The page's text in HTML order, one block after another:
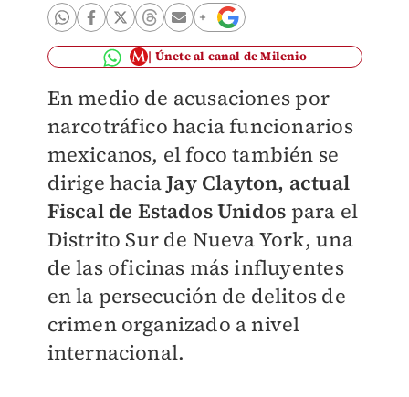
Únete al canal de Milenio
En medio de acusaciones por
narcotráfico hacia funcionarios
mexicanos, el foco también se
dirige haciaJay Clayton, actual
Fiscal de Estados Unidos para el
Distrito Sur de Nueva York, una
de las oficinas más influyentes
en la persecución de delitos de
crimen organizado a nivel
internacional.